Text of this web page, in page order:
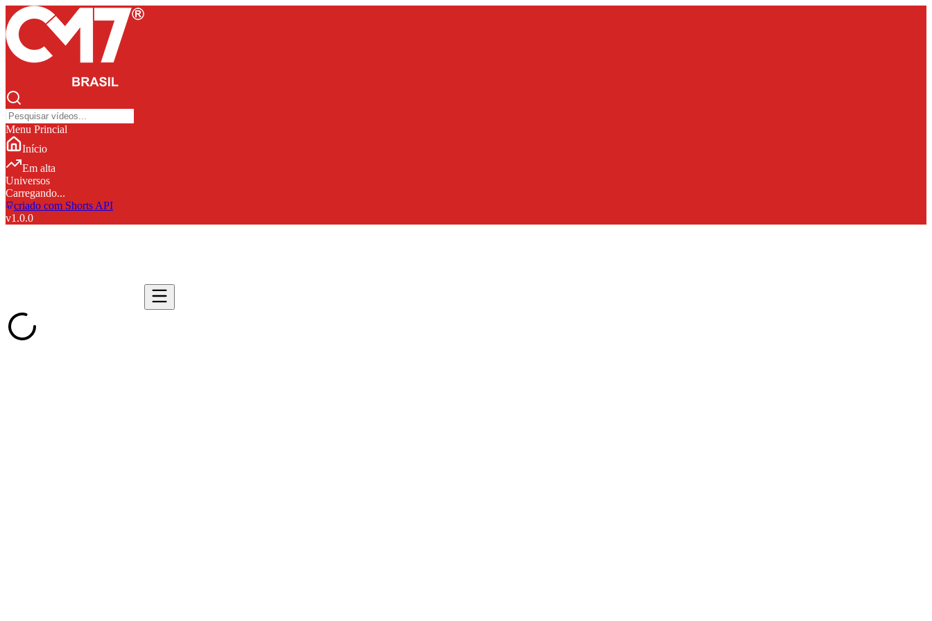
Menu Princial
Início
Em alta
Universos
Carregando...
criado com Shorts API
v1.0.0